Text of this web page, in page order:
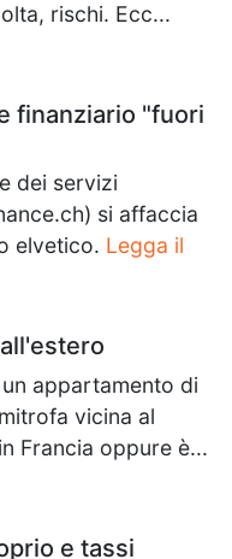
rischi. Ecc...
finanziario "fuori
dei servizi
si affaccia
elvetico. Legga il
appartamento di
vicina al
Francia oppure è...
e tassi